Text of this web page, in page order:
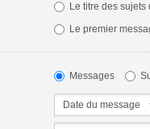
Le titre des sujets
Le premier
Messages